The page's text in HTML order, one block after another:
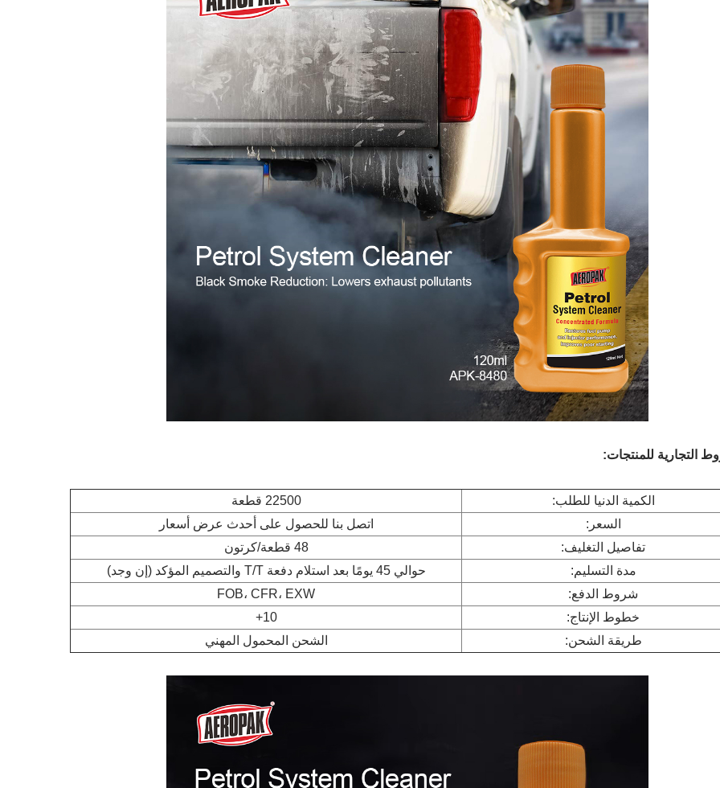
التجارية للمنتجات:
الكمية الدنيا للطلب:
22500 قطعة
السعر:
اتصل بنا للحصول على أحدث عرض أسعار
تفاصيل التغليف:
48 قطعة/كرتون
مدة التسليم:
حوالي 45 يومًا بعد استلام دفعة T/T والتصميم المؤكد (إن وجد)
شروط الدفع:
FOB، CFR، EXW
خطوط الإنتاج:
10+
طريقة الشحن:
الشحن المحمول المهني